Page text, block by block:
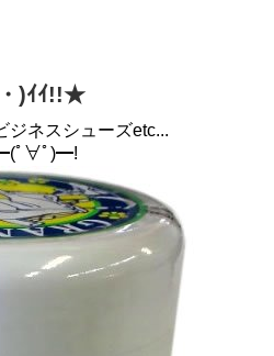
)ｲｲ!!★
ジネスシューズetc...
━(ﾟ∀ﾟ)━!